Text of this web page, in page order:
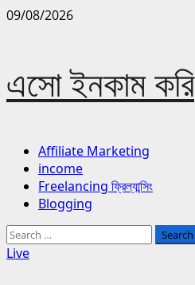
Skip
09/08/2026
এসো ইনকাম করি
Primary
Menu
Affiliate Marketing
income
Freelancing ফ্রিল্যান্সিং
Blogging
Search
for:
Live